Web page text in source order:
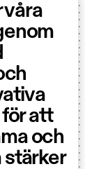
att
och
stärker